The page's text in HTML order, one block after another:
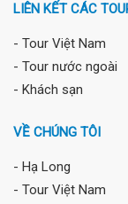
LIÊN KẾT CÁC
- Tour Việt Nam
- Tour nước ngoài
- Khách sạn
VỀ CHÚNG TÔI
- Hạ Long
- Tour Việt Nam